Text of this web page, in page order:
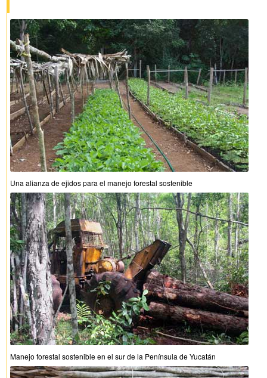
Una alianza de ejidos para el manejo forestal sostenible
Manejo forestal sostenible en el sur de la Península de Yucatán